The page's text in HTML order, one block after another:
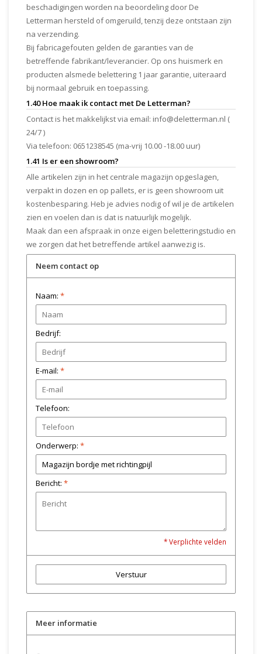
beschadigingen worden na beoordeling door De
Letterman hersteld of omgeruild, tenzij deze ontstaan zijn
na verzending.
Bij fabricagefouten gelden de garanties van de
betreffende fabrikant/leverancier. Op ons huismerk en
producten alsmede belettering 1 jaar garantie, uiteraard
bij normaal gebruik en toepassing.
1.40 Hoe maak ik contact met De Letterman?
Contact is het makkelijkst via email: info@deletterman.nl (
24/7 )
Via telefoon: 0651238545 (ma-vrij 10.00 -18.00 uur)
1.41 Is er een showroom?
Alle artikelen zijn in het centrale magazijn opgeslagen,
verpakt in dozen en op pallets, er is geen showroom uit
kostenbesparing. Heb je advies nodig of wil je de artikelen
zien en voelen dan is dat is natuurlijk mogelijk.
Maak dan een afspraak in onze eigen beletteringstudio en
we zorgen dat het betreffende artikel aanwezig is.
Neem contact op
Naam: *
Bedrijf:
E-mail: *
Telefoon:
Onderwerp: *
Bericht: *
* Verplichte velden
Verstuur
Meer informatie